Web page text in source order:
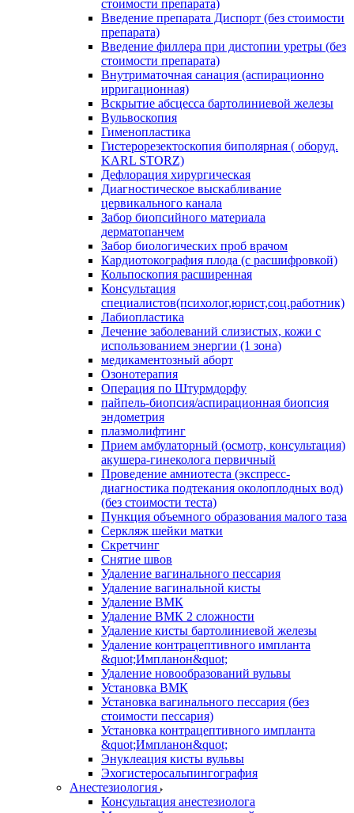
стоимости препарата)
Введение препарата Диспорт (без стоимости
препарата)
Введение филлера при дистопии уретры (без
стоимости препарата)
Внутриматочная санация (аспирационно
ирригационная)
Вскрытие абсцесса бартолиниевой железы
Вульвоскопия
Гименопластика
Гистерорезектоскопия биполярная ( оборуд.
KARL STORZ)
Дефлорация хирургическая
Диагностическое выскабливание
цервикального канала
Забор биопсийного материала
дерматопанчем
Забор биологических проб врачом
Кардиотокография плода (с расшифровкой)
Кольпоскопия расширенная
Консультация
специалистов(психолог,юрист,соц.работник)
Лабиопластика
Лечение заболеваний слизистых, кожи с
использованием энергии (1 зона)
медикаментозный аборт
Озонотерапия
Операция по Штурмдорфу
пайпель-биопсия/аспирационная биопсия
эндометрия
плазмолифтинг
Прием амбулаторный (осмотр, консультация)
акушера-гинеколога первичный
Проведение амниотеста (экспресс-
диагностика подтекания околоплодных вод)
(без стоимости теста)
Пункция объемного образования малого таза
Серкляж шейки матки
Скретчинг
Снятие швов
Удаление вагинального пессария
Удаление вагинальной кисты
Удаление ВМК
Удаление ВМК 2 сложности
Удаление кисты бартолиниевой железы
Удаление контрацептивного импланта
&quot;Импланон&quot;
Удаление новообразований вульвы
Установка ВМК
Установка вагинального пессария (без
стоимости пессария)
Установка контрацептивного импланта
&quot;Импланон&quot;
Энуклеация кисты вульвы
Эхогистеросальпингография
Анестезиология
Консультация анестезиолога